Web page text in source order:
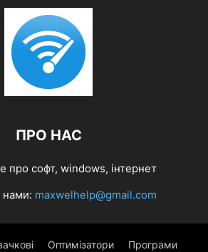
ПРО НАС
про софт, windows, інтернет
нами: maxwelhelp@gmail.com
Оптимізатори Програми